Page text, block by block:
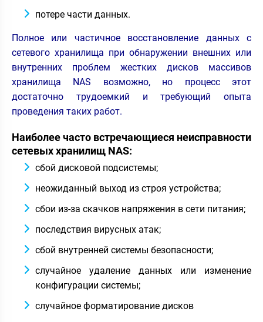
потере части данных.
Полное или частичное восстановление данных с
сетевого хранилища при обнаружении внешних или
внутренних проблем жестких дисков массивов
хранилища NAS возможно, но процесс этот
достаточно трудоемкий и требующий опыта
проведения таких работ.
Наиболее часто встречающиеся неисправности
сетевых хранилищ NAS:
сбой дисковой подсистемы;
неожиданный выход из строя устройства;
сбои из-за скачков напряжения в сети питания;
последствия вирусных атак;
сбой внутренней системы безопасности;
случайное удаление данных или изменение
конфигурации системы;
случайное форматирование дисков